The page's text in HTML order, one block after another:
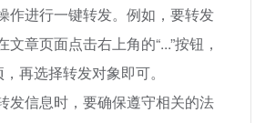
作进行一键转发。例如，要转发
章页面点击右上角的“...”按钮，
再选择转发对象即可。
发信息时，要确保遵守相关的法